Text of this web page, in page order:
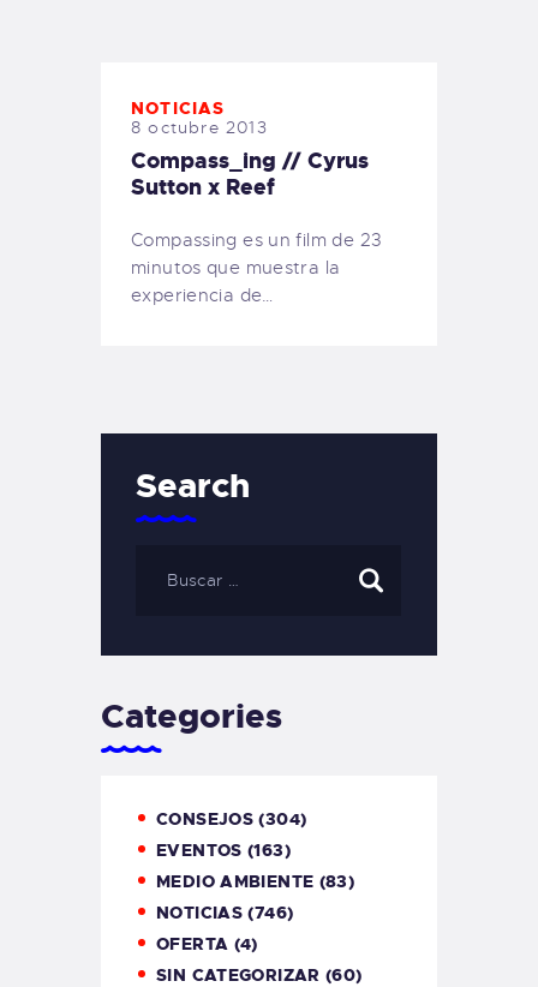
NOTICIAS
8 octubre 2013
Compass_ing // Cyrus
Sutton x Reef
Compassing es un film de 23
minutos que muestra la
experiencia de…
Search
Categories
CONSEJOS (304)
EVENTOS (163)
MEDIO AMBIENTE (83)
NOTICIAS (746)
OFERTA (4)
SIN CATEGORIZAR (60)